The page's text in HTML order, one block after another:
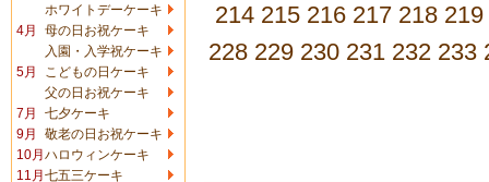
ホワイトデーケーキ
4月
母の日お祝ケーキ
入園・入学祝ケーキ
5月
こどもの日ケーキ
父の日お祝ケーキ
7月
七夕ケーキ
9月
敬老の日お祝ケーキ
10月 ハロウィンケーキ
11月 七五三ケーキ
214 215 216 217 218 219
228 229 230 231 232 233